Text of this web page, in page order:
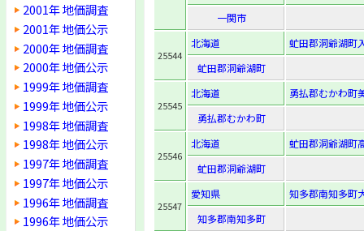
2001年 地価調査
2001年 地価公示
2000年 地価調査
2000年 地価公示
1999年 地価調査
1999年 地価公示
1998年 地価調査
1998年 地価公示
1997年 地価調査
1997年 地価公示
1996年 地価調査
1996年 地価公示
一関市
25544
北海道
虻田郡洞爺湖町
虻田郡洞爺湖町
25545
北海道
勇払郡むかわ町
勇払郡むかわ町
25546
北海道
虻田郡洞爺湖町
虻田郡洞爺湖町
25547
愛知県
知多郡南知多町
知多郡南知多町